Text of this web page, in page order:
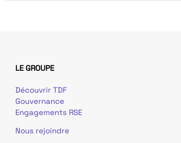
LE GROUPE
Découvrir TDF
Gouvernance
Engagements RSE
Nous rejoindre